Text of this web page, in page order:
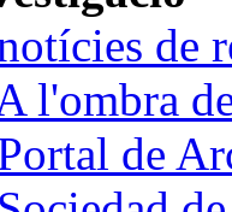
de
l'ombra
de